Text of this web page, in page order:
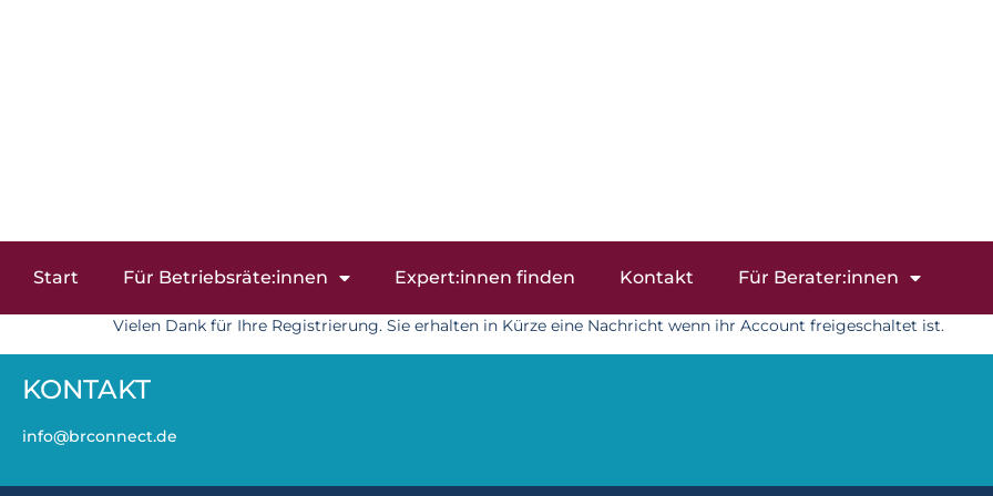
Start Für Betriebsräte:innen Expert:innen finden Kontakt Für Berater:innen
Vielen Dank für Ihre Registrierung. Sie erhalten in Kürze eine Nachricht wenn ihr Account freigeschaltet ist.
KONTAKT
info@brconnect.de